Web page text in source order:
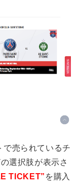
売られているチ
選択肢が表示さ
TICKET” を購入